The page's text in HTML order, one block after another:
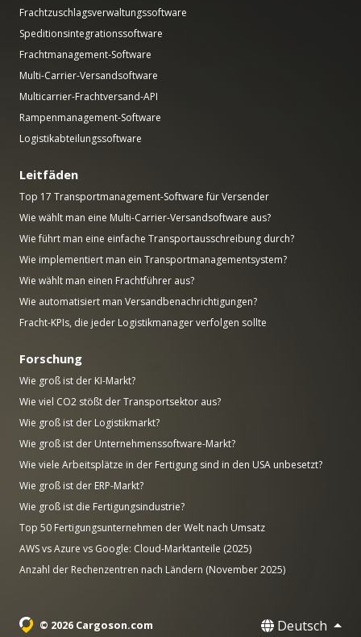
Frachtzuschlagsverwaltungssoftware
Speditionsintegrationssoftware
Frachtmanagement-Software
Multi-Carrier-Versandsoftware
Multicarrier-Frachtversand-API
Rampenmanagement-Software
Logistikabteilungssoftware
Leitfäden
Top 17 Transportmanagement-Software für Versender
Wie wählt man eine Multi-Carrier-Versandsoftware aus?
Wie führt man eine einfache Transportausschreibung durch?
Wie implementiert man ein Transportmanagementsystem?
Wie wählt man einen Frachtführer aus?
Wie automatisiert man Versandbenachrichtigungen?
Fracht-KPIs, die jeder Logistikmanager verfolgen sollte
Forschung
Wie groß ist der KI-Markt?
Wie viel CO2 stößt der Transportsektor aus?
Wie groß ist der Logistikmarkt?
Wie groß ist der Unternehmenssoftware-Markt?
Wie viele Arbeitsplätze in der Fertigung sind in den USA unbesetzt?
Wie groß ist der ERP-Markt?
Wie groß ist die Fertigungsindustrie?
Top 50 Fertigungsunternehmen der Welt nach Umsatz
AWS vs Azure vs Google: Cloud-Marktanteile (2025)
Anzahl der Rechenzentren nach Ländern (November 2025)
© 2026 Cargoson.com Deutsch